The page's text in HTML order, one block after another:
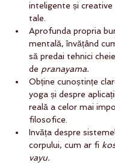
inteligente și creative
tale.
Aprofunda propria
mentală, învățând
să predai tehnici
de pranayama.
Obține cunoștințe
yoga și despre
reală a celor mai
filosofice.
Invăța despre
corpului, cum ar fi
vayu.